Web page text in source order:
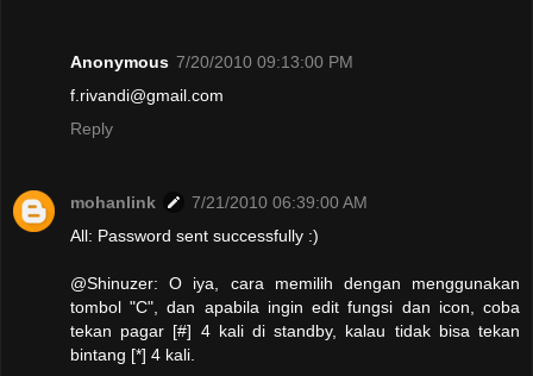
Anonymous 7/20/2010 09:13:00 PM
f.rivandi@gmail.com
Reply
mohanlink
7/21/2010 06:39:00 AM
All: Password sent successfully :)
@Shinuzer: O iya, cara memilih dengan menggunakan
tombol "C", dan apabila ingin edit fungsi dan icon, coba
tekan pagar [#] 4 kali di standby, kalau tidak bisa tekan
bintang [*] 4 kali.